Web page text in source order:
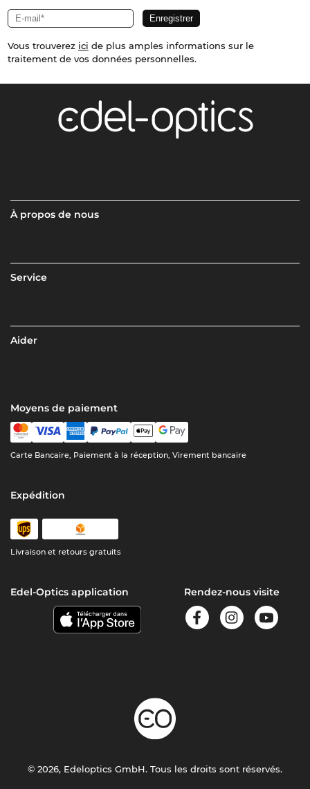
Vous trouverez ici de plus amples informations sur le
traitement de vos données personnelles.
À propos de nous
Service
Aider
Moyens de paiement
Carte Bancaire, Paiement à la réception, Virement bancaire
Expédition
Livraison et retours gratuits
Edel-Optics application Rendez-nous visite
© 2026, Edeloptics GmbH. Tous les droits sont réservés.